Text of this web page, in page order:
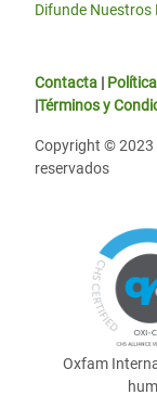
Difunde Nuestros
Contacta |
|Términos y
Copyright © 2023
reservados
Oxfam